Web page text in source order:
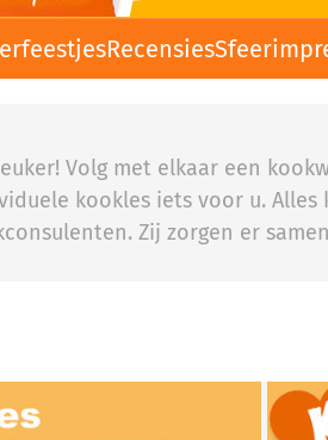
Recensies
Volg met elkaar een
kookles iets voor u.
Zij zorgen er